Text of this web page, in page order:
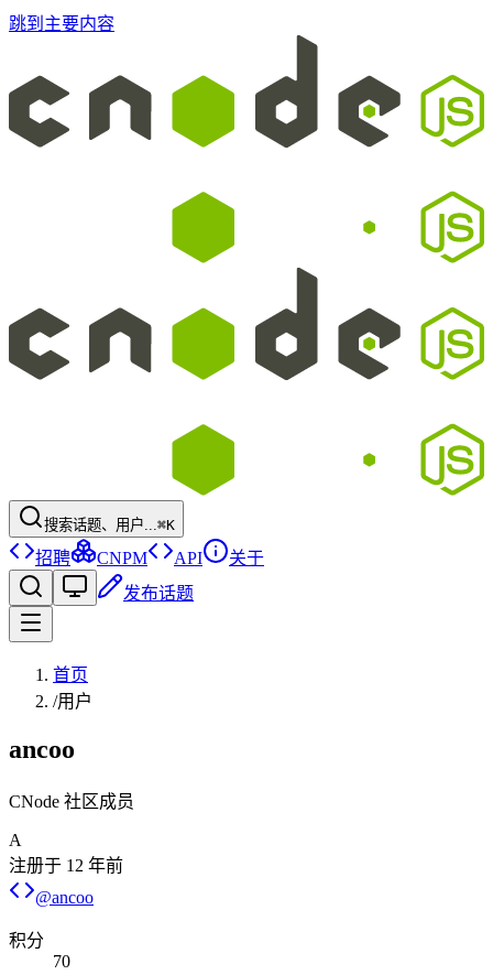
跳到主要内容
搜索话题、用户...⌘K
招聘 CNPM API
关于
发布话题
首页
/用户
ancoo
CNode 社区成员
A
注册于 12 年前
@ancoo
积分
70